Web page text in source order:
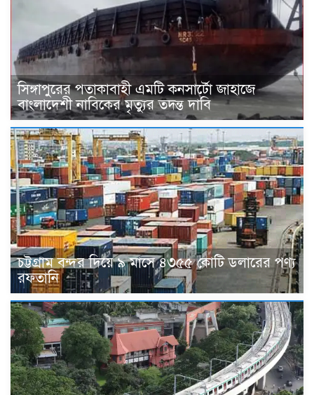
সিঙ্গাপুরের পতাকাবাহী এমটি কনসার্টো জাহাজে
বাংলাদেশী নাবিকের মৃত্যুর তদন্ত দাবি
চট্টগ্রাম বন্দর দিয়ে ৯ মাসে ৪৩৫৫ কোটি ডলারের পণ্য
রফতানি